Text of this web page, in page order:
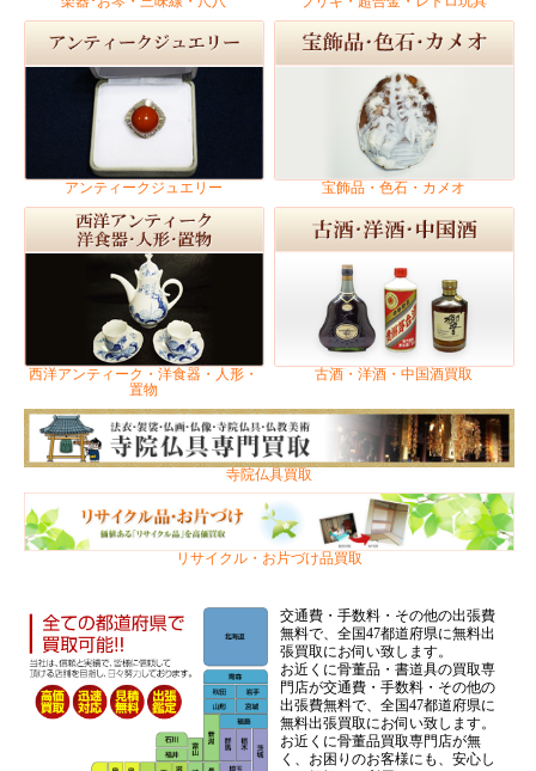
アンティークジュエリー 宝飾品・色石・カメオ
西洋アンティーク・洋食器・人形・
置物
古酒・洋酒・中国酒買取
寺院仏具買取
リサイクル・お片づけ品買取
交通費・手数料・その他の出張費
無料で、全国47都道府県に無料出
張買取にお伺い致します。
お近くに骨董品・書道具の買取専
門店が交通費・手数料・その他の
出張費無料で、全国47都道府県に
無料出張買取にお伺い致します。
お近くに骨董品買取専門店が無
く、お困りのお客様にも、安心し